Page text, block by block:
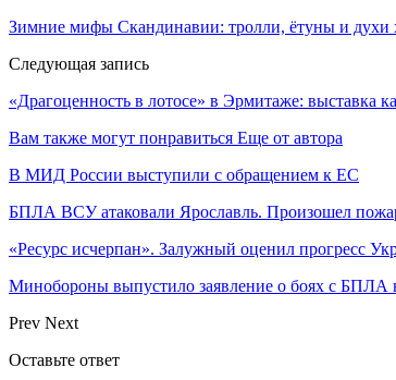
Зимние мифы Скандинавии: тролли, ётуны и духи
Следующая запись
«Драгоценность в лотосе» в Эрмитаже: выставка
Вам также могут понравиться Еще от автора
В МИД России выступили с обращением к ЕС
БПЛА ВСУ атаковали Ярославль. Произошел
«Ресурс исчерпан». Залужный оценил прогресс
Минобороны выпустило заявление о боях с
Prev Next
Оставьте ответ